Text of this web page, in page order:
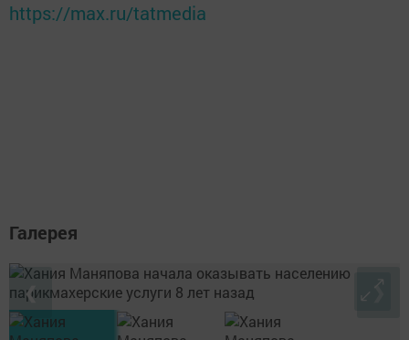
https://max.ru/tatmedia
Галерея
❮ ❯